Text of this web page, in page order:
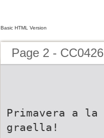
Basic HTML Version
Page 2 - CC0426
Primavera a la
graella!